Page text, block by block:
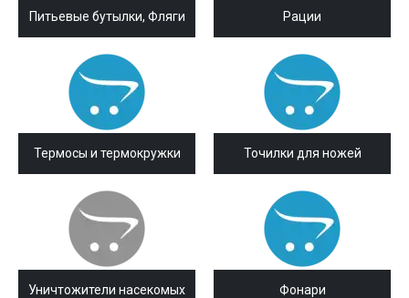
Питьевые бутылки, Фляги Рации
Термосы и термокружки Точилки для ножей
Уничтожители насекомых Фонари